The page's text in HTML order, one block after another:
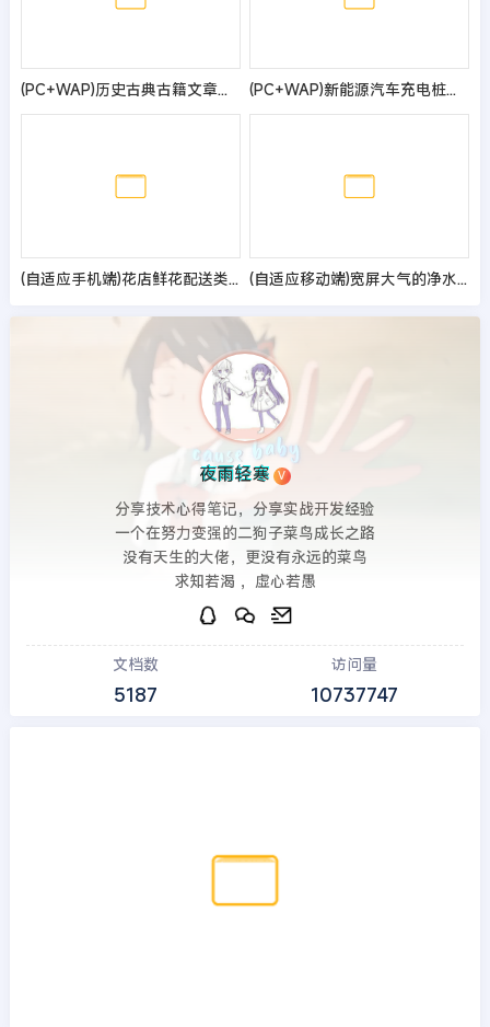
(PC+WAP)历史古典古籍文章资讯类pbootcms模板 宽屏大气复古资讯网站源码 (PC+WAP)新能源汽车充电桩类网站pbootcms模板 汽车充电桩网站源码
(自适应手机端)花店鲜花配送类网站pbootcms模板 花卉园艺网站源码 (自适应移动端)宽屏大气的净水器设备网站pbootcms模板 智能电子设备网站源码
夜雨轻寒 V
分享技术心得笔记，分享实战开发经验
一个在努力变强的二狗子菜鸟成长之路
没有天生的大佬，更没有永远的菜鸟
求知若渴 ，虚心若愚
文档数
5187
访问量
10737747